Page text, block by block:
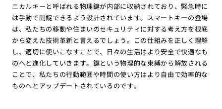
ニカルキーと呼ばれる物理鍵が内部に収納されており、緊急時に
は手動で開錠できるよう設計されています。スマートキーの登場
は、私たちの移動や住まいのセキュリティに対する考え方を根底
から変えた技術革新と言えるでしょう。この仕組みを正しく理解
し、適切に使いこなすことで、日々の生活はより安全で快適なも
のへと進化していきます。鍵という物理的な束縛から解放される
ことで、私たちの行動範囲や時間の使い方はより自由で効率的な
ものへとアップデートされているのです。